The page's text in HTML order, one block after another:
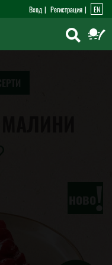
Вход Регистрация EN